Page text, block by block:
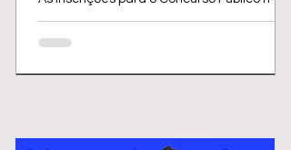
02/2026 da Prefeitura de Limeira
começam nesta sexta-feira (31) e seguem
vagas imediatas, além de cadastro